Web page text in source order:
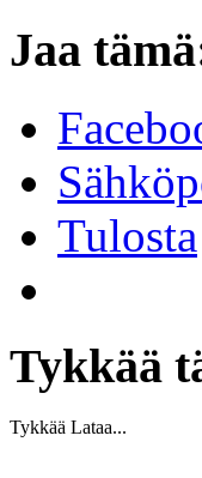
Jaa
Tulosta
Tykkää
Tykkää Lataa...